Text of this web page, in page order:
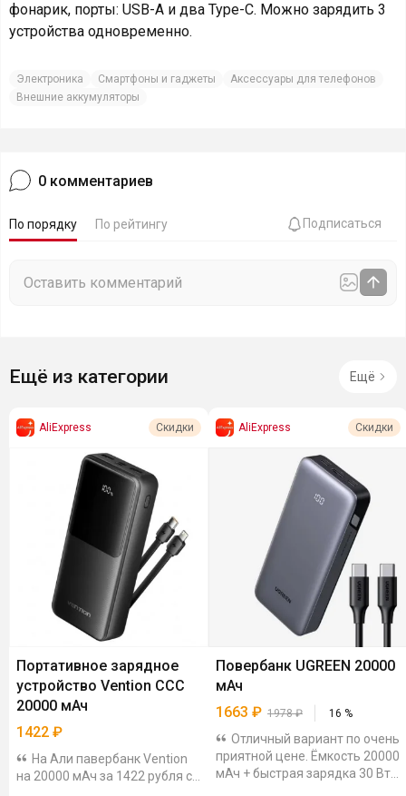
фонарик, порты: USB-A и два Type-C. Можно зарядить 3
устройства одновременно.
Электроника Смартфоны и гаджеты
Аксессуары для телефонов
Внешние аккумуляторы
0 комментариев
По порядку По рейтингу Подписаться
Ещё из категории Ещё
AliExpress Скидки
Портативное зарядное
устройство Vention CCC
20000 мАч
1422 ₽
На Али павербанк Vention
на 20000 мАч за 1422 рубля с
AliExpress Скидки
Повербанк UGREEN 20000
мАч
1663 ₽ 1978₽ 16 %
Отличный вариант по очень
приятной цене. Ёмкость 20000
мАч + быстрая зарядка 30 Вт.